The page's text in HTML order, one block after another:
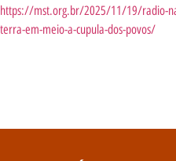
https://mst.org.br/2025/11/19/radio-
terra-em-meio-a-cupula-dos-povos/